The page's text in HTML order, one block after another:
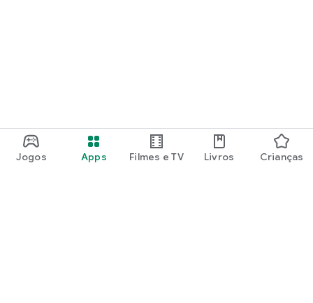
Jogos Apps Filmes e TV Livros Crianças